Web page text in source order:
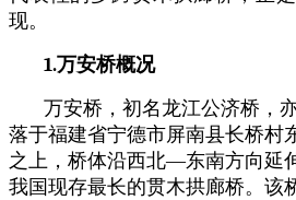
现。
1.万安桥概况
万安桥，初名龙江公济桥，
落于福建省宁德市屏南县长桥村
之上，桥体沿西北—东南方向延
我国现存最长的贯木拱廊桥。该